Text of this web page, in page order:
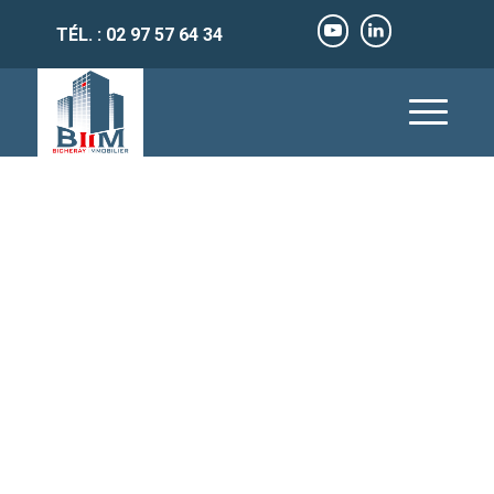
TÉL. : 02 97 57 64 34